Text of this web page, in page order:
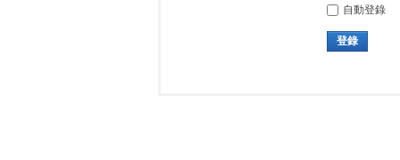
自動登錄
登錄